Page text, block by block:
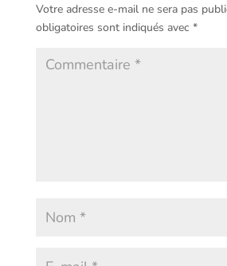
Votre adresse e-mail ne sera pas
obligatoires sont indiqués avec *